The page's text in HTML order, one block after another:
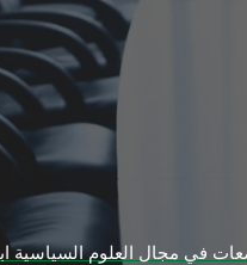
السياسية ابتدا من ع7-1979 حتي